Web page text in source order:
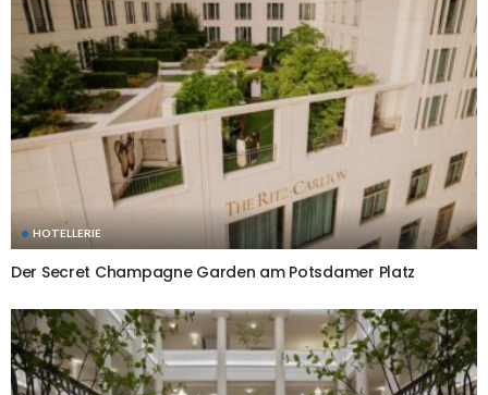
HOTELLERIE
Der Secret Champagne Garden am Potsdamer Platz